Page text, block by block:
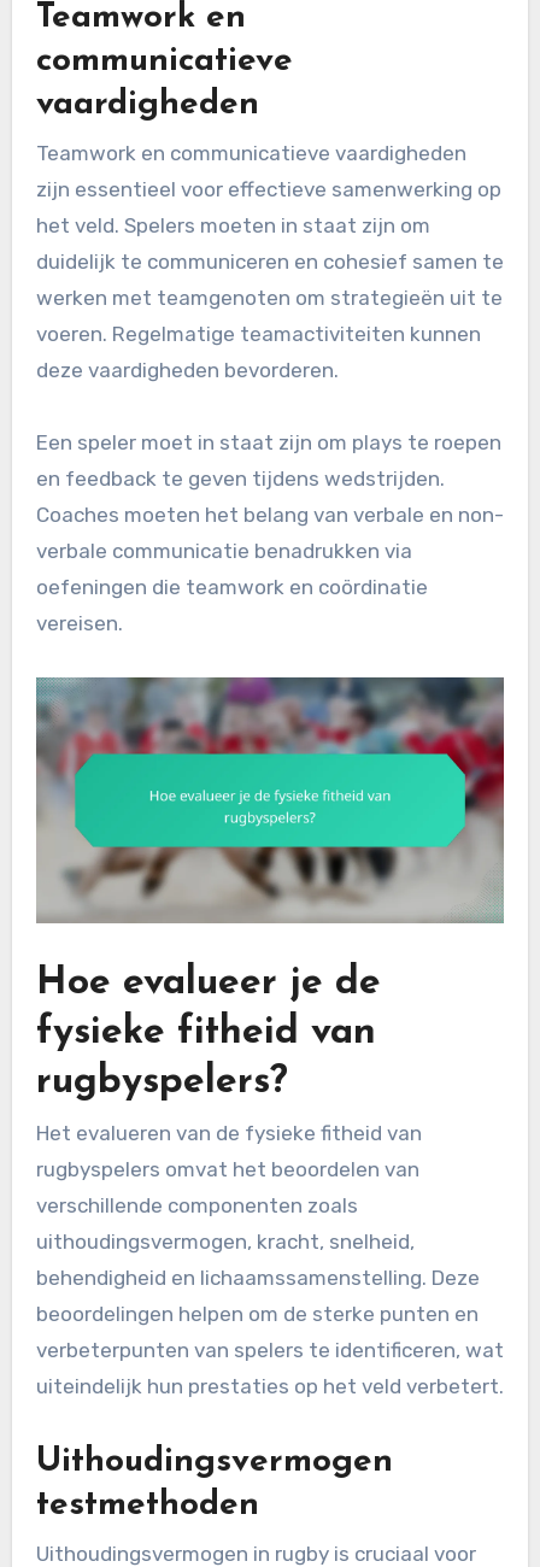
Teamwork en
communicatieve
vaardigheden
Teamwork en communicatieve vaardigheden
zijn essentieel voor effectieve samenwerking op
het veld. Spelers moeten in staat zijn om
duidelijk te communiceren en cohesief samen te
werken met teamgenoten om strategieën uit te
voeren. Regelmatige teamactiviteiten kunnen
deze vaardigheden bevorderen.
Een speler moet in staat zijn om plays te roepen
en feedback te geven tijdens wedstrijden.
Coaches moeten het belang van verbale en non-
verbale communicatie benadrukken via
oefeningen die teamwork en coördinatie
vereisen.
Hoe evalueer je de
fysieke fitheid van
rugbyspelers?
Het evalueren van de fysieke fitheid van
rugbyspelers omvat het beoordelen van
verschillende componenten zoals
uithoudingsvermogen, kracht, snelheid,
behendigheid en lichaamssamenstelling. Deze
beoordelingen helpen om de sterke punten en
verbeterpunten van spelers te identificeren, wat
uiteindelijk hun prestaties op het veld verbetert.
Uithoudingsvermogen
testmethoden
Uithoudingsvermogen in rugby is cruciaal voor